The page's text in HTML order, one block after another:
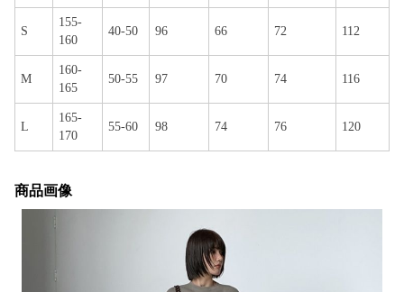
S
155-
160
40-50 96 66 72 112
M
160-
165
50-55 97 70 74 116
L
165-
170
55-60 98 74 76 120
商品画像